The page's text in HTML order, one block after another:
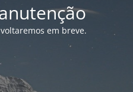
em breve.